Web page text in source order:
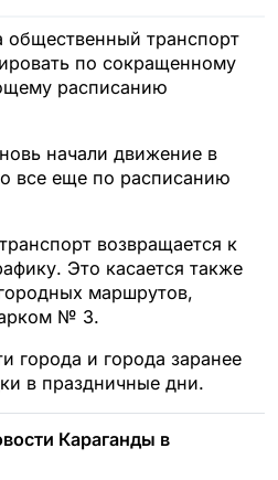
общественный транспорт
по сокращенному
расписанию
начали движение в
все еще по расписанию
возвращается к
Это касается также
маршрутов,
№ 3.
города и города заранее
в праздничные дни.
Караганды в